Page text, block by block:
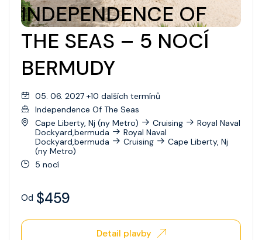
Transpacific
Legend Of The Seas
Liberty Of The Seas
Mariner Of The Seas
Oasis Of The Seas
Odyssey Of The Seas
Ovation Of The Seas
Radiance Of The Seas
INDEPENDENCE OF
THE SEAS – 5 NOCÍ
BERMUDY
05. 06. 2027 +10 dalších termínů
Independence Of The Seas
Cape Liberty, Nj (ny Metro)
Cruising
Royal Naval
Dockyard,bermuda
Royal Naval
Dockyard,bermuda
Cruising
Cape Liberty, Nj
(ny Metro)
5 nocí
Od $459
Detail plavby